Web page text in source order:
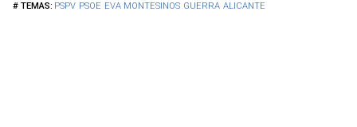
PSPV PSOE EVA MONTESINOS GUERRA ALICANTE